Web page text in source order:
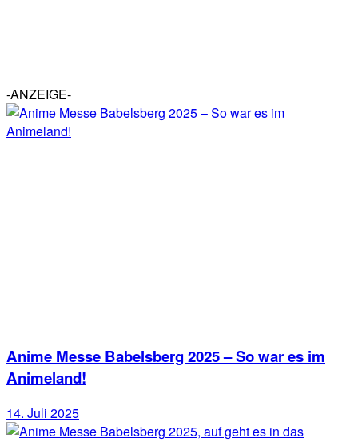
-ANZEIGE-
Anime Messe Babelsberg 2025 – So war es im
Animeland!
14. Juli 2025